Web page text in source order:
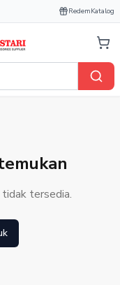
RedemKatalog
tersedia.